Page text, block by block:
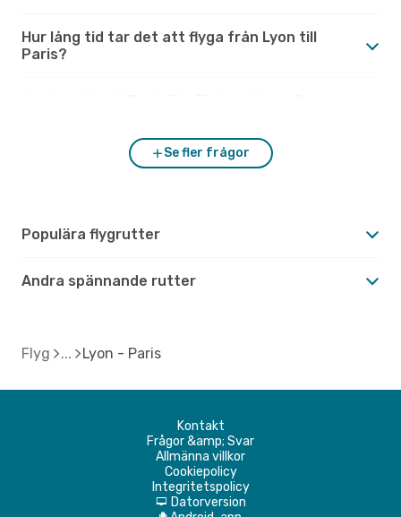
Hur lång tid tar det att flyga från Lyon till
Paris?
Se fler frågor
Populära flygrutter
Andra spännande rutter
Flyg Lyon - Paris
Kontakt
Frågor &amp; Svar
Allmänna villkor
Cookiepolicy
Integritetspolicy
d Datorversion